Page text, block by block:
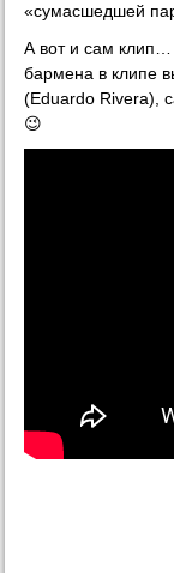
«сумасшедшей
А вот и сам клип…
бармена в клипе
(Eduardo Rivera),
😉